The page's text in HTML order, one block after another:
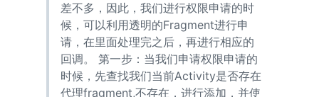
差不多，因此，我们进行权限申请的时
候，可以利用透明的Fragment进行申
请，在里面处理完之后，再进行相应的
回调。 第一步：当我们申请权限申请的
时候，先查找我们当前Activity是否存在
代理fragment,不存在，进行添加，并使